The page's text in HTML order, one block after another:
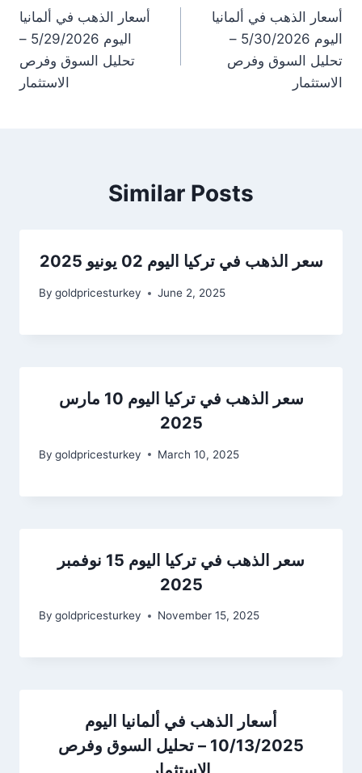
أسعار الذهب في ألمانيا
اليوم 5/29/2026 –
تحليل السوق وفرص
الاستثمار
أسعار الذهب في ألمانيا
اليوم 5/30/2026 –
تحليل السوق وفرص
الاستثمار
Similar Posts
سعر الذهب في تركيا اليوم 02 يونيو 2025
By goldpricesturkey June 2, 2025
سعر الذهب في تركيا اليوم 10 مارس
2025
By goldpricesturkey March 10, 2025
سعر الذهب في تركيا اليوم 15 نوفمبر
2025
By goldpricesturkey November 15, 2025
أسعار الذهب في ألمانيا اليوم
10/13/2025 – تحليل السوق وفرص